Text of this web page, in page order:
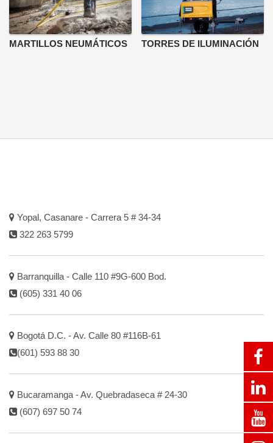
MARTILLOS NEUMÁTICOS TORRES DE ILUMINACIÓN
Yopal, Casanare - Carrera 5 # 34-34
322 263 5799
Barranquilla - Calle 110 #9G-600 Bod.
(605) 331 40 06
Bogotá D.C. - Av. Calle 80 #116B-61
(601) 593 88 30
Bucaramanga - Av. Quebradaseca # 24-30
(607) 697 50 74